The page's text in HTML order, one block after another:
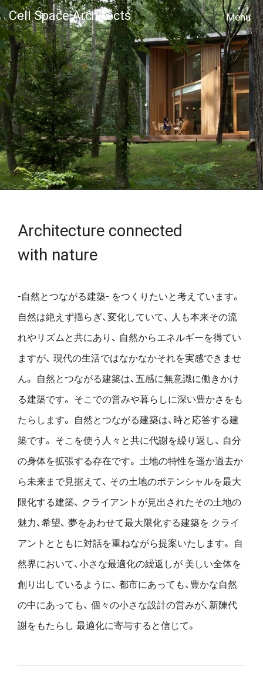
Cell Space Architects
MENU
Architecture connected
with nature
-自然とつながる建築- をつくりたいと考えています。
自然は絶えず揺らぎ、変化していて、
人も本来その流
れやリズムと共にあり、 自然からエネルギーを得てい
ますが、 現代の生活ではなかなかそれを実感できませ
ん。
自然とつながる建築は、五感に無意識に働きかけ
る建築です。 そこでの営みや暮らしに深い豊かさをも
たらします。
自然とつながる建築は、時と応答する建
築です。 そこを使う人々と共に代謝を繰り返し、 自分
の身体を拡張する存在です。 土地の特性を遥か過去か
ら未来まで見据えて、 その土地のポテンシャルを最大
限化する建築、 クライアントが見出されたその土地の
魅力、希望、 夢をあわせて最大限化する建築を クライ
アントとともに対話を重ねながら提案いたします。
自
然界において、小さな最適化の繰返しが 美しい全体を
創り出しているように、 都市にあっても、豊かな自然
の中にあっても、 個々の小さな設計の営みが、新陳代
謝をもたらし 最適化に寄与すると信じて。